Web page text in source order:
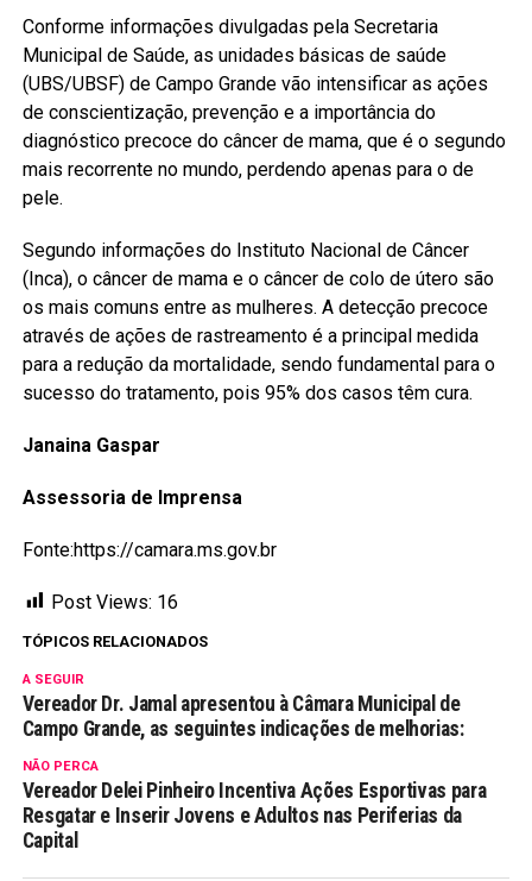
Conforme informações divulgadas pela Secretaria
Municipal de Saúde, as unidades básicas de saúde
(UBS/UBSF) de Campo Grande vão intensificar as ações
de conscientização, prevenção e a importância do
diagnóstico precoce do câncer de mama, que é o segundo
mais recorrente no mundo, perdendo apenas para o de
pele.
Segundo informações do Instituto Nacional de Câncer
(Inca), o câncer de mama e o câncer de colo de útero são
os mais comuns entre as mulheres. A detecção precoce
através de ações de rastreamento é a principal medida
para a redução da mortalidade, sendo fundamental para o
sucesso do tratamento, pois 95% dos casos têm cura.
Janaina Gaspar
Assessoria de Imprensa
Fonte:https://camara.ms.gov.br
Post Views: 16
TÓPICOS RELACIONADOS
A SEGUIR
Vereador Dr. Jamal apresentou à Câmara Municipal de
Campo Grande, as seguintes indicações de melhorias:
NÃO PERCA
Vereador Delei Pinheiro Incentiva Ações Esportivas para
Resgatar e Inserir Jovens e Adultos nas Periferias da
Capital